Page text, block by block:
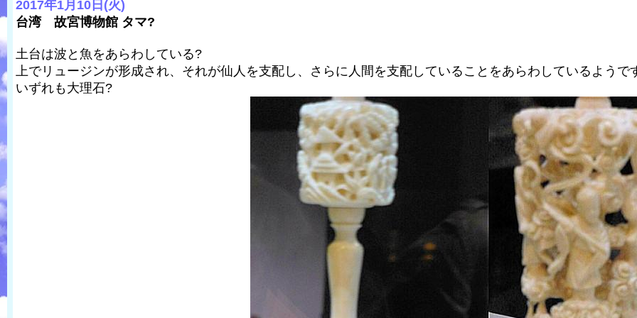
2017年1月10日(火)
台湾 故宮博物館 タマ?
土台は波と魚をあらわしている?
上でリュージンが形成され、それが仙人を支配し、さらに人間を支配していることをあらわしているようで
いずれも大理石?